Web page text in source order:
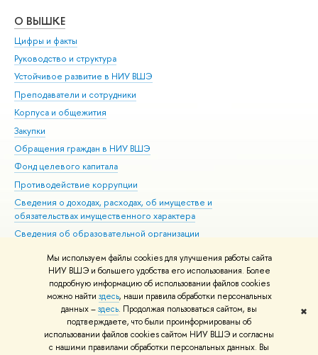
Мы используем файлы cookies для улучшения работы сайта
НИУ ВШЭ и большего удобства его использования. Более
подробную информацию об использовании файлов cookies
можно найти здесь, наши правила обработки персональных
данных –здесь. Продолжая пользоваться сайтом, вы
подтверждаете, что были проинформированы об
использовании файлов cookies сайтом НИУ ВШЭ и согласны
с нашими правилами обработки персональных данных. Вы
✖
О ВЫШКЕ
Цифры и факты
Руководство и структура
Устойчивое развитие в НИУ ВШЭ
Преподаватели и сотрудники
Корпуса и общежития
Закупки
Обращения граждан в НИУ ВШЭ
Фонд целевого капитала
Противодействие коррупции
Сведения о доходах, расходах, об имуществе и
обязательствах имущественного характера
Сведения об образовательной организации
Людям с ограниченными возможностями здоровья
Единая платежная страница
Работа в Вышке
© НИУ ВШЭ 1993–2026 Адреса и контакты Условия использования
материалов Политика конфиденциальности Карта сайта